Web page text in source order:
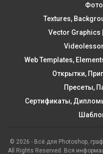
Textures,
Vector Graphics
Web Templates,
Открытки,
Пресеты,
Сертификаты,
© 2026 - Всё для Photoshop,
All Rights Reserved. Вся